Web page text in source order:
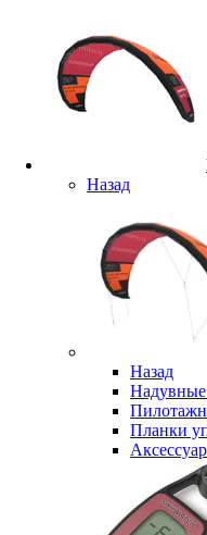
Назад
Назад
Планки